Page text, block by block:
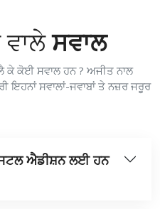
ਵਾਲੇਸਵਾਲ
ਕੇ ਕੋਈ ਸਵਾਲ ਹਨ ? ਅਜੀਤ ਨਾਲ
ਇਹਨਾਂ ਸਵਾਲਾਂ-ਜਵਾਬਾਂ ਤੇ ਨਜ਼ਰ ਜਰੂਰ
ਐਡੀਸ਼ਨ ਲਈ ਹਨ